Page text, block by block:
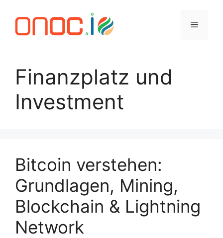
Inhalt
springen
Menü
Finanzplatz und
Investment
Bitcoin verstehen:
Grundlagen, Mining,
Blockchain & Lightning
Network